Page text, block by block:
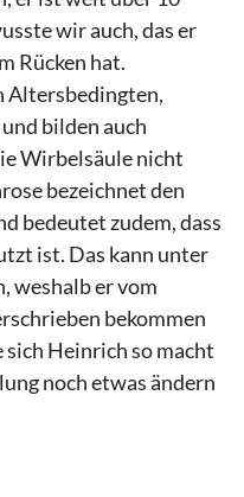
wirauch, daser
Rücken hat.
Altersbedingten,
bilden auch
Wirbelsäule nicht
bezeichnet den
bedeutet zudem, dass
ist. Das kann unter
weshalb er vom
bekommen
Heinrich so macht
noch etwas ändern